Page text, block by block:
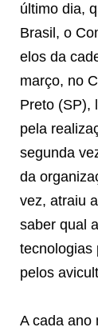
último dia,
Brasil, o
elos da
março, no
Preto (SP),
pela
segunda
da
vez, atraiu
saber qual
tecnologias
pelos
A cada ano